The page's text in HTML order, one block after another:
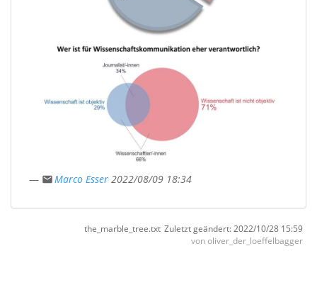
— Marco Esser 2022/08/09 18:34
the_marble_tree.txt Zuletzt geändert:2022/10/28 15:59
vonoliver_der_loeffelbagger